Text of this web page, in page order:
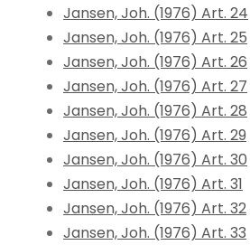
Jansen, Joh. (1976) Art. 24
Jansen, Joh. (1976) Art. 25
Jansen, Joh. (1976) Art. 26
Jansen, Joh. (1976) Art. 27
Jansen, Joh. (1976) Art. 28
Jansen, Joh. (1976) Art. 29
Jansen, Joh. (1976) Art. 30
Jansen, Joh. (1976) Art. 31
Jansen, Joh. (1976) Art. 32
Jansen, Joh. (1976) Art. 33